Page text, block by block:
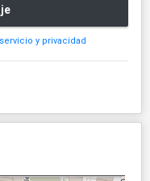
y privacidad